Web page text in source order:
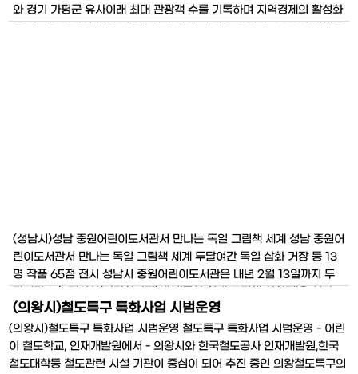
와 경기 가평군 유사이래 최대 관광객 수를 기록하며 지역경제의 활성화
(성남시)성남 중원어린이도서관서 만나는 독일 그림책 세계 성남 중원어
린이도서관서 만나는 독일 그림책 세계 두달여간 독일 삽화 거장 등 13
명 작품 65점 전시 성남시 중원어린이도서관은 내년 2월 13일까지 두
주한독일문화원과 트로이스도르프 그림책박물관의 협조로 마련된 이번
삽화전은 세계적으로 알려진 삽화가 야노쉬, 클라우스 엔지
(의왕시)철도특구 특화사업 시범운영
(의왕시)철도특구 특화사업 시범운영 철도특구 특화사업 시범운영 - 어린
이 철도학교, 인재개발원에서 - 의왕시와 한국철도공사 인재개발원,한국
철도대학등 철도관련 시설 기관이 중심이 되어 추진 중인 의왕철도특구의